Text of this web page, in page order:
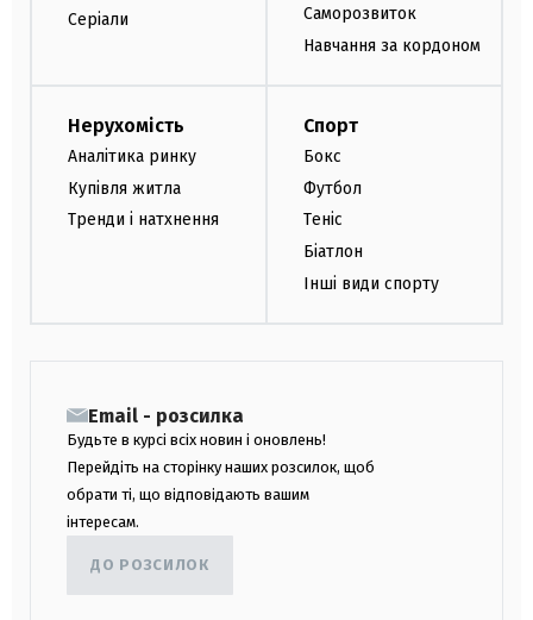
Серіали
Саморозвиток
Навчання за кордоном
Нерухомість
Аналітика ринку
Купівля житла
Тренди і натхнення
Спорт
Бокс
Футбол
Теніс
Біатлон
Інші види спорту
Email - розсилка
Будьте в курсі всіх новин і оновлень!
Перейдіть на сторінку наших розсилок, щоб
обрати ті, що відповідають вашим
інтересам.
ДО РОЗСИЛОК